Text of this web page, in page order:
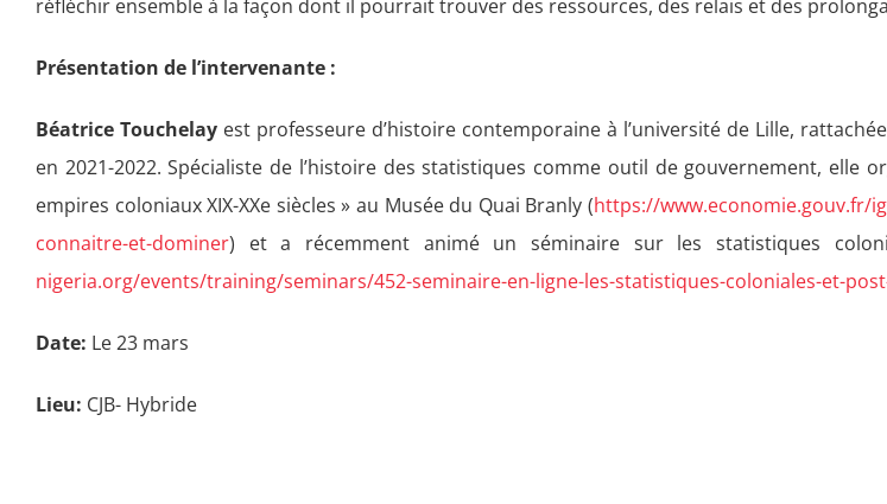
réfléchir ensemble à la façon dont il pourrait trouver des ressources, des relais et des
Présentation de l’intervenante :
Béatrice Touchelay est professeure d’histoire contemporaine à l’université de Lille,
en 2021-2022. Spécialiste de l’histoire des statistiques comme outil de gouvernement, elle
empires coloniaux XIX-XXe siècles » au Musée du Quai Branly (https://www.economie.gouv.fr/
connaitre-et-dominer) et a récemment animé un séminaire sur les statistiques
nigeria.org/events/training/seminars/452-seminaire-en-ligne-les-statistiques-coloniales-et-
Date: Le 23 mars
Lieu: CJB- Hybride